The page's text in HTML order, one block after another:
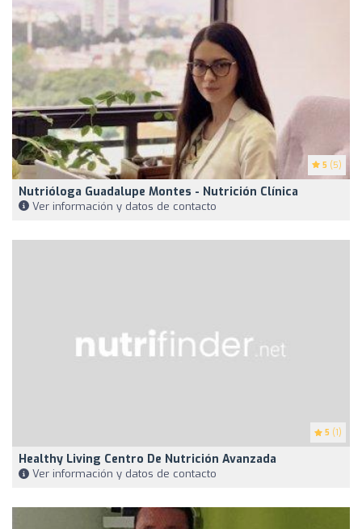
5 (5)
Nutrióloga Guadalupe Montes - Nutrición Clínica
Ver información y datos de contacto
5 (1)
Healthy Living Centro De Nutrición Avanzada
Ver información y datos de contacto